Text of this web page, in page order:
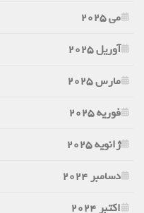
می 2025
آوریل 2025
مارس 2025
فوریه 2025
ژانویه 2025
دسامبر 2024
اکتبر 2024